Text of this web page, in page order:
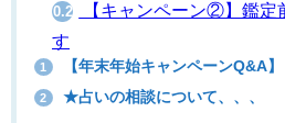
0.2
【キャンペーン②】鑑定
す
1 【年末年始キャンペーンQ&A】
2 ★占いの相談について、、、